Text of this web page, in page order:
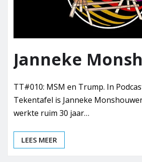
Janneke
TT#010: MSM en Trump. In
Tekentafel is Janneke
werkte ruim 30 jaar…
LEES MEER